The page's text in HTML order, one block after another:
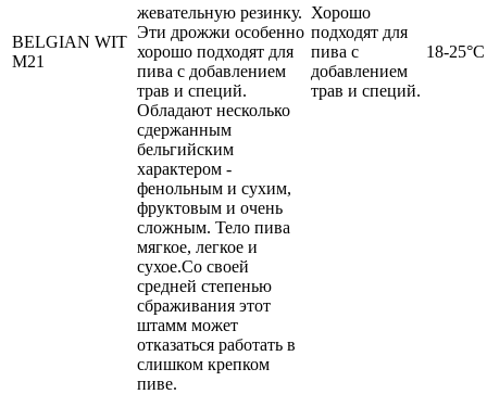
BELGIAN WIT
M21
жевательную резинку.
Эти дрожжи особенно
хорошо подходят для
пива с добавлением
трав и специй.
Обладают несколько
сдержанным
бельгийским
характером -
фенольным и сухим,
фруктовым и очень
сложным. Тело пива
мягкое, легкое и
сухое.Со своей
средней степенью
сбраживания этот
штамм может
отказаться работать в
слишком крепком
пиве.
Хорошо
подходят для
пива с
добавлением
трав и специй.
18-25°C